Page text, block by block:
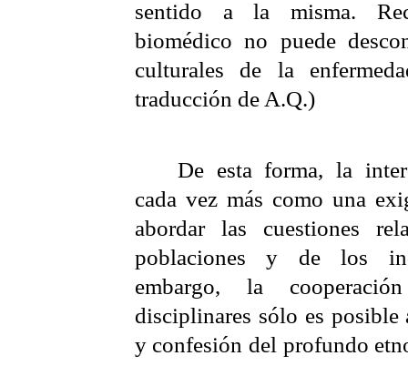
sentido a la misma.
biomédico no puede
culturales de la
traducción de A.Q.)
De esta forma, la
cada vez más como una
abordar las cuestiones
poblaciones y de los
embargo, la
disciplinares sólo es
y confesión del profundo